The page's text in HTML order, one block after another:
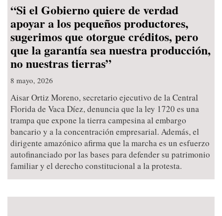
“Si el Gobierno quiere de verdad
apoyar a los pequeños productores,
sugerimos que otorgue créditos, pero
que la garantía sea nuestra producción,
no nuestras tierras”
8 mayo, 2026
Aisar Ortiz Moreno, secretario ejecutivo de la Central
Florida de Vaca Díez, denuncia que la ley 1720 es una
trampa que expone la tierra campesina al embargo
bancario y a la concentración empresarial. Además, el
dirigente amazónico afirma que la marcha es un esfuerzo
autofinanciado por las bases para defender su patrimonio
familiar y el derecho constitucional a la protesta.